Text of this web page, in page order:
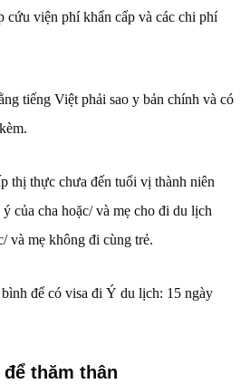
cứu viện phí khẩn cấp và các chi phí
tiếng Việt phải sao y bản chính và có
thị thực chưa đến tuổi vị thành niên
của cha hoặc/ và mẹ cho đi du lịch
và mẹ không đi cùng trẻ.
để có visa đi Ý du lịch: 15 ngày
thăm thân